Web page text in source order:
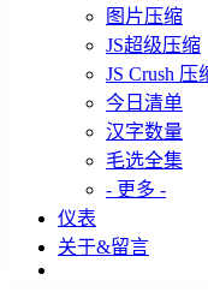
图片压缩
JS超级压缩
JS Crush 压
今日清单
汉字数量
毛选全集
- 更多 -
仪表
关于&留言